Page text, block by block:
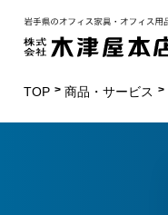
TOP 商品・サービス